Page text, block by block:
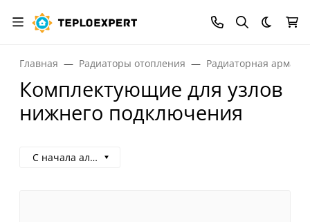
Темная
Главная Радиаторы отопления Радиаторная
Комплектующие для узлов
нижнего подключения
С начала алфавита